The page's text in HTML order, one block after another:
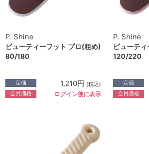
P. Shine
ビューティーフット プロ(粗め)
80/180
定価 1,210円 (税込)
会員価格 ログイン後に表示
P. Shine
ビューテ
120/220
定価
会員価格